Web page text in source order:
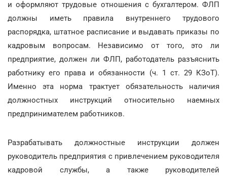
и оформляют трудовые отношения с бухгалтером. ФЛП
должны иметь правила внутреннего трудового
распорядка, штатное расписание и выдавать приказы по
кадровым вопросам. Независимо от того, это ли
предприятие, должен ли ФЛП, работодатель разъяснить
работнику его права и обязанности (ч. 1 ст. 29 КЗоТ).
Именно эта норма трактует обязательность наличия
должностных инструкций относительно наемных
предпринимателем работников.
Разрабатывать должностные инструкции должен
руководитель предприятия с привлечением руководителя
кадровой службы, а также руководителей